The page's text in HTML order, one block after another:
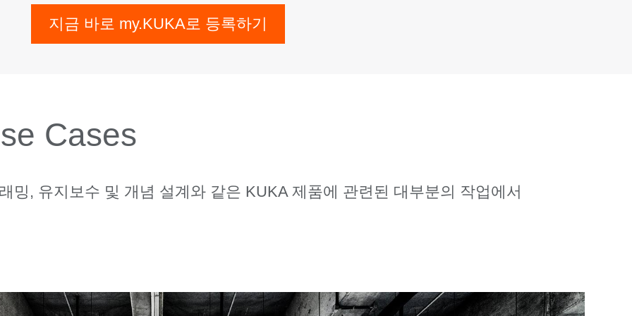
지금 바로 my.KUKA로 등록하기
Cases
밍, 유지보수 및 개념 설계와 같은 KUKA 제품에 관련된 대부분의 작업에서